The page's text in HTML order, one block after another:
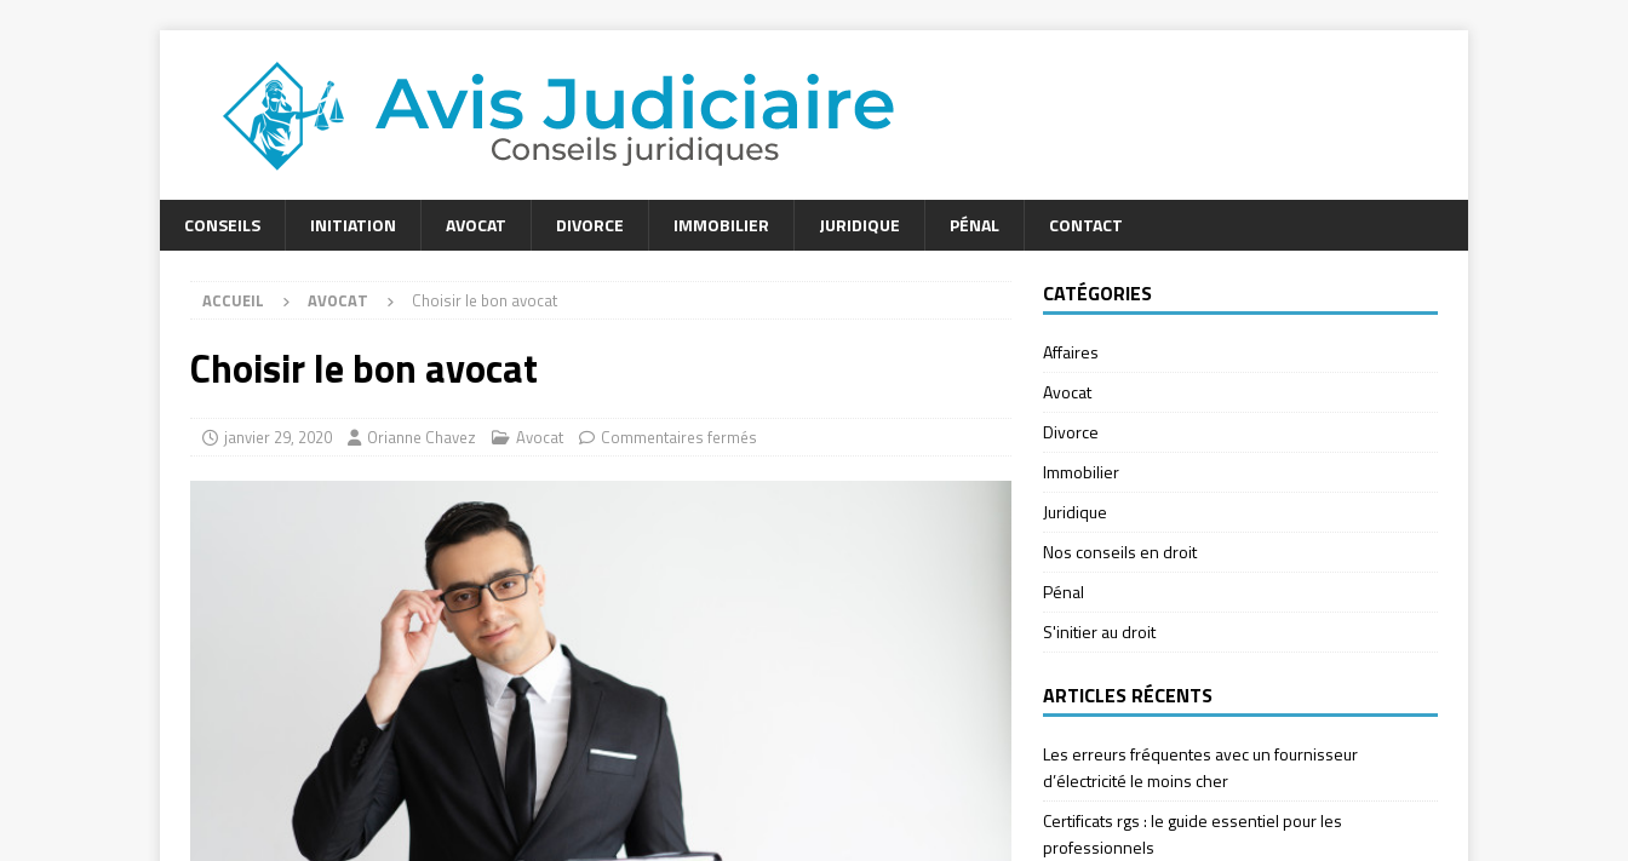
CONSEILS INITIATION AVOCAT DIVORCE IMMOBILIER JURIDIQUE PÉNAL CONTACT
ACCUEIL AVOCAT Choisir le bon avocat
Choisir le bon avocat
janvier 29, 2020 Orianne Chavez Avocat Commentaires fermés
CATÉGORIES
Affaires
Avocat
Divorce
Immobilier
Juridique
Nos conseils en droit
Pénal
S'initier au droit
ARTICLES RÉCENTS
Les erreurs fréquentes avec un fournisseur
d’électricité le moins cher
Certificats rgs : le guide essentiel pour les
professionnels